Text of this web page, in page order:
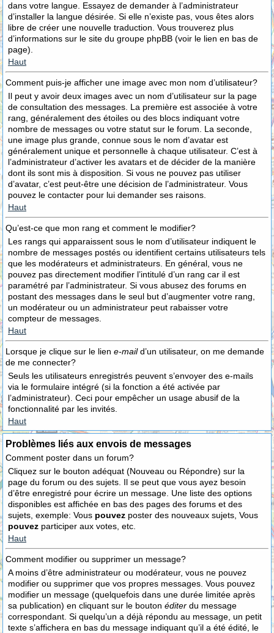
dans votre langue. Essayez de demander à l’administrateur
d’installer la langue désirée. Si elle n’existe pas, vous êtes alors
libre de créer une nouvelle traduction. Vous trouverez plus
d’informations sur le site du groupe phpBB (voir le lien en bas de
page).
Haut
Comment puis-je afficher une image avec mon nom d’utilisateur?
Il peut y avoir deux images avec un nom d’utilisateur sur la page
de consultation des messages. La première est associée à votre
rang, généralement des étoiles ou des blocs indiquant votre
nombre de messages ou votre statut sur le forum. La seconde,
une image plus grande, connue sous le nom d’avatar est
généralement unique et personnelle à chaque utilisateur. C’est à
l’administrateur d’activer les avatars et de décider de la manière
dont ils sont mis à disposition. Si vous ne pouvez pas utiliser
d’avatar, c’est peut-être une décision de l’administrateur. Vous
pouvez le contacter pour lui demander ses raisons.
Haut
Qu’est-ce que mon rang et comment le modifier?
Les rangs qui apparaissent sous le nom d’utilisateur indiquent le
nombre de messages postés ou identifient certains utilisateurs tels
que les modérateurs et administrateurs. En général, vous ne
pouvez pas directement modifier l’intitulé d’un rang car il est
paramétré par l’administrateur. Si vous abusez des forums en
postant des messages dans le seul but d’augmenter votre rang,
un modérateur ou un administrateur peut rabaisser votre
compteur de messages.
Haut
Lorsque je clique sur le lien e-maild’un utilisateur, on me demande
de me connecter?
Seuls les utilisateurs enregistrés peuvent s’envoyer des e-mails
via le formulaire intégré (si la fonction a été activée par
l’administrateur). Ceci pour empêcher un usage abusif de la
fonctionnalité par les invités.
Haut
Problèmes liés aux envois de messages
Comment poster dans un forum?
Cliquez sur le bouton adéquat (Nouveau ou Répondre) sur la
page du forum ou des sujets. Il se peut que vous ayez besoin
d’être enregistré pour écrire un message. Une liste des options
disponibles est affichée en bas des pages des forums et des
sujets, exemple: Vous pouvez poster des nouveaux sujets, Vous
pouvez participer aux votes, etc.
Haut
Comment modifier ou supprimer un message?
A moins d’être administrateur ou modérateur, vous ne pouvez
modifier ou supprimer que vos propres messages. Vous pouvez
modifier un message (quelquefois dans une durée limitée après
sa publication) en cliquant sur le bouton éditer du message
correspondant. Si quelqu’un a déjà répondu au message, un petit
texte s’affichera en bas du message indiquant qu’il a été édité, le